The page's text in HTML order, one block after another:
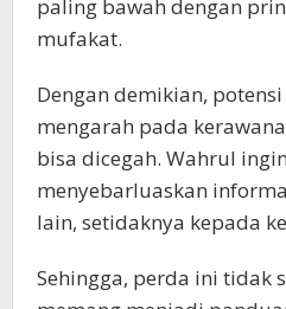
paling bawah dengan
mufakat.
Dengan demikian,
mengarah pada
bisa dicegah. Wahrul
menyebarluaskan
lain, setidaknya kepada
Sehingga, perda ini tidak